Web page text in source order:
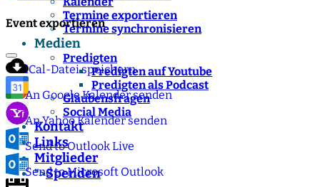
Termine exportieren
Termine synchronisieren
Medien
Predigten
Predigten auf Youtube
Predigten als Podcast
Glaubensfragen
Social Media
Kontakt
Links
Mitglieder
">Spenden
Event exportieren
iCal-Datei speichern
An Google Kalender senden
An Yahoo Kalender senden
Send to Outlook Live
Send to Microsoft Outlook